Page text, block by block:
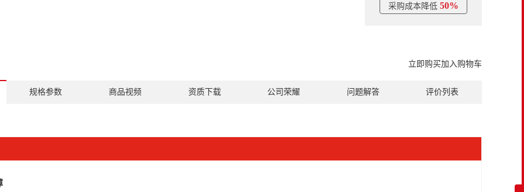
采购成本降低 50%
立即购买加入购物车
规格参数 商品视频 资质下载 公司荣耀 问题解答 评价列表